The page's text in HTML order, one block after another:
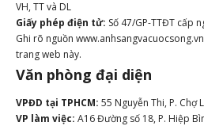
VH, TT và DL
Giấy phép điện tử: Số 47/GP-TTĐT cấp
Ghi rõ nguồn
trang web này.
Văn phòng đại diện
VPĐD tại TPHCM: 55 Nguyễn Thi, P. Chợ
VP làm việc: A16 Đường số 18, P. Hiệp